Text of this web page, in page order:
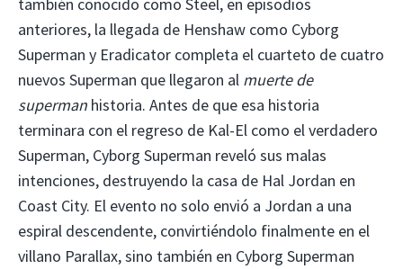
anteriores, la llegada de Henshaw como Cyborg
Superman y Eradicator completa el cuarteto de cuatro
nuevos Superman que llegaron al muerte de
superman historia. Antes de que esa historia
terminara con el regreso de Kal-El como el verdadero
Superman, Cyborg Superman reveló sus malas
intenciones, destruyendo la casa de Hal Jordan en
Coast City. El evento no solo envió a Jordan a una
espiral descendente, convirtiéndolo finalmente en el
villano Parallax, sino también en Cyborg Superman